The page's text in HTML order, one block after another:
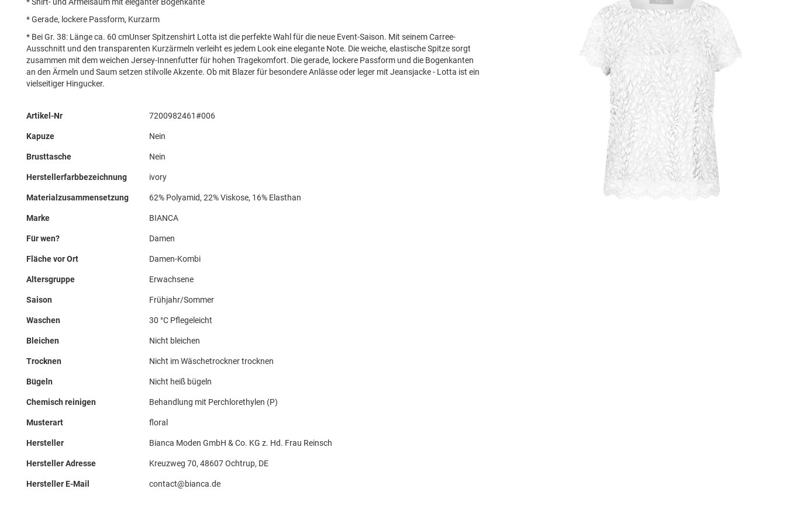
* Gerade, lockere Passform, Kurzarm
* Bei Gr. 38: Länge ca. 60 cmUnser Spitzenshirt Lotta ist die perfekte Wahl für die neue Event-Saison. Mit seinem Carree-
Ausschnitt und den transparenten Kurzärmeln verleiht es jedem Look eine elegante Note. Die weiche, elastische Spitze sorgt
zusammen mit dem weichen Jersey-Innenfutter für hohen Tragekomfort. Die gerade, lockere Passform und die Bogenkanten
an den Ärmeln und Saum setzen stilvolle Akzente. Ob mit Blazer für besondere Anlässe oder leger mit Jeansjacke - Lotta ist ein
vielseitiger Hingucker.
Mehr
Artikel-Nr 7200982461#006
Kapuze Nein
Brusttasche Nein
Herstellerfarbbezeichnung ivory
Materialzusammensetzung 62% Polyamid, 22% Viskose, 16% Elasthan
Marke BIANCA
Für wen? Damen
Fläche vor Ort Damen-Kombi
Altersgruppe Erwachsene
Saison Frühjahr/Sommer
Waschen 30 °C Pflegeleicht
Bleichen Nicht bleichen
Trocknen Nicht im Wäschetrockner trocknen
Bügeln Nicht heiß bügeln
Chemisch reinigen Behandlung mit Perchlorethylen (P)
Musterart floral
Hersteller Bianca Moden GmbH & Co. KG z. Hd. Frau Reinsch
Hersteller Adresse Kreuzweg 70, 48607 Ochtrup, DE
Hersteller E-Mail contact@bianca.de